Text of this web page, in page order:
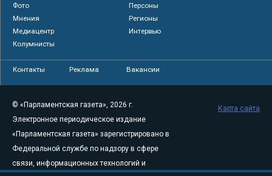
Фото
Персоны
Мнения
Регионы
Медиацентр
Интервью
Колумнисты
Контакты Реклама Вакансии
© «Парламентская газета», 2026 г.
Электронное периодическое издание
«Парламентская газета» зарегистрировано в
Федеральной службе по надзору в сфере
связи, информационных технологий и
Карта сайта